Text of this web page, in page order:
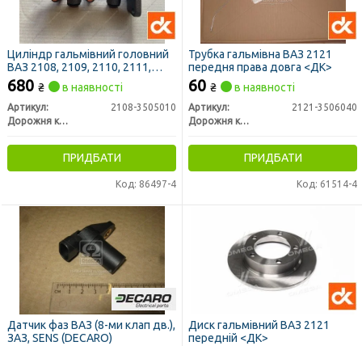
Циліндр гальмівний головний
ВАЗ 2108, 2109, 2110, 2111,
2112, 2115 упак. (ДК)
680 ₴ в наявності
Артикул:
2108-3505010
Дорожня карта
ПРИДБАТИ
Код: 86497-4
Трубка гальмівна ВАЗ 2121
передня права довга <ДК>
60 ₴ в наявності
Артикул:
2121-3506040
Дорожня карта
ПРИДБАТИ
Код: 61514-4
Датчик фаз ВАЗ (8-ми клап дв.),
ЗАЗ, SENS (DECARO)
Диск гальмівний ВАЗ 2121
передній <ДК>